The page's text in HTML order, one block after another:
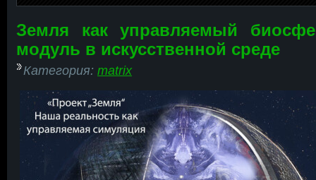
Земля как управляемый
модуль в искусственной среде
Категория: matrix